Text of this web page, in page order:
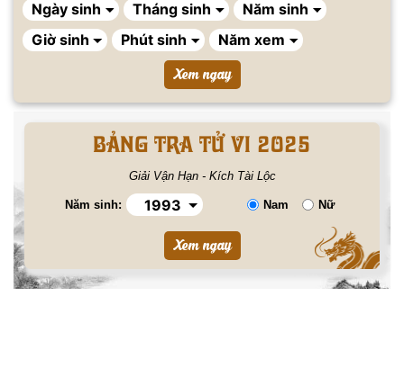
BẢNG TRA TỬ VI 2025
Giải Vận Hạn - Kích Tài Lộc
Năm sinh: Nam Nữ